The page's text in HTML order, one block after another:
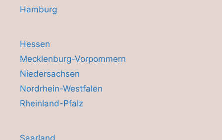
Hamburg
Hessen
Mecklenburg-Vorpommern
Niedersachsen
Nordrhein-Westfalen
Rheinland-Pfalz
Saarland